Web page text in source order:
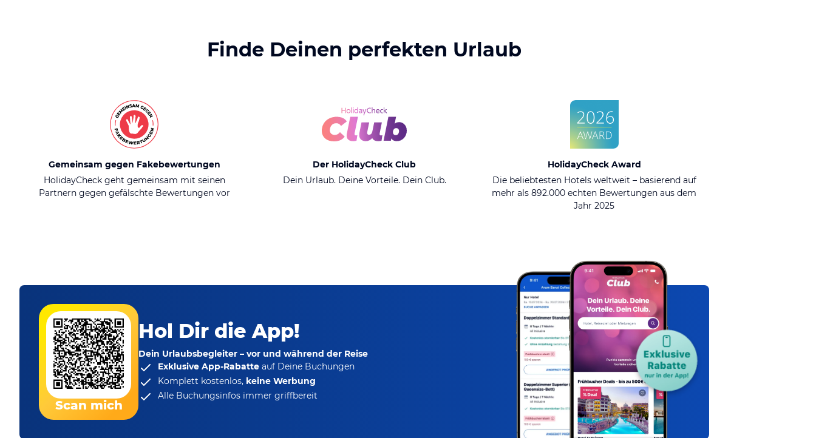
Finde Deinen perfekten Urlaub
Gemeinsam gegen Fakebewertungen
HolidayCheck geht gemeinsam mit seinen
Partnern gegen gefälschte Bewertungen vor
Der HolidayCheck Club
Dein Urlaub. Deine Vorteile. Dein Club.
HolidayCheck Award
Die beliebtesten Hotels weltweit – basierend auf
mehr als 892.000 echten Bewertungen aus dem
Jahr 2025
Scan mich
Hol Dir die App!
Dein Urlaubsbegleiter – vor und während der Reise
Exklusive App-Rabatte auf Deine Buchungen
Komplett kostenlos, keine Werbung
Alle Buchungsinfos immer griffbereit